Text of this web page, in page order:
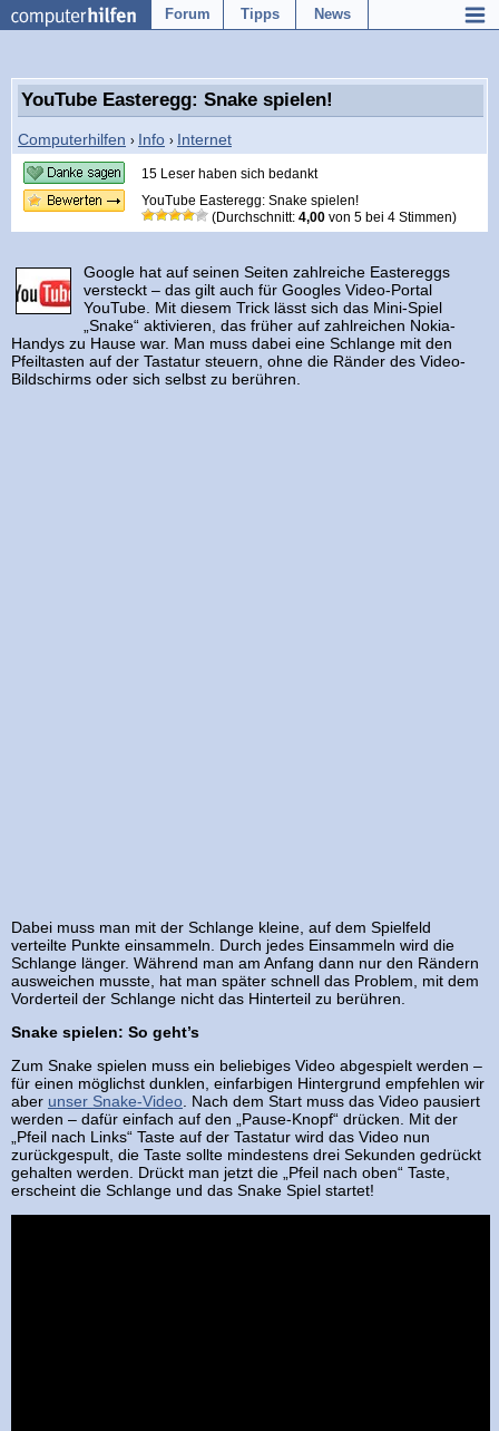
Forum Tipps News
YouTube Easteregg: Snake spielen!
Computerhilfen › Info › Internet
15 Leser haben sich bedankt
YouTube Easteregg: Snake spielen!
(Durchschnitt: 4,00 von 5 bei 4 Stimmen)
Google hat auf seinen Seiten zahlreiche Eastereggs
versteckt – das gilt auch für Googles Video-Portal
YouTube. Mit diesem Trick lässt sich das Mini-Spiel
„Snake“ aktivieren, das früher auf zahlreichen Nokia-
Handys zu Hause war. Man muss dabei eine Schlange mit den
Pfeiltasten auf der Tastatur steuern, ohne die Ränder des Video-
Bildschirms oder sich selbst zu berühren.
Dabei muss man mit der Schlange kleine, auf dem Spielfeld
verteilte Punkte einsammeln. Durch jedes Einsammeln wird die
Schlange länger. Während man am Anfang dann nur den Rändern
ausweichen musste, hat man später schnell das Problem, mit dem
Vorderteil der Schlange nicht das Hinterteil zu berühren.
Snake spielen: So geht’s
Zum Snake spielen muss ein beliebiges Video abgespielt werden –
für einen möglichst dunklen, einfarbigen Hintergrund empfehlen wir
aber unser Snake-Video . Nach dem Start muss das Video pausiert
werden – dafür einfach auf den „Pause-Knopf“ drücken. Mit der
„Pfeil nach Links“ Taste auf der Tastatur wird das Video nun
zurückgespult, die Taste sollte mindestens drei Sekunden gedrückt
gehalten werden. Drückt man jetzt die „Pfeil nach oben“ Taste,
erscheint die Schlange und das Snake Spiel startet!